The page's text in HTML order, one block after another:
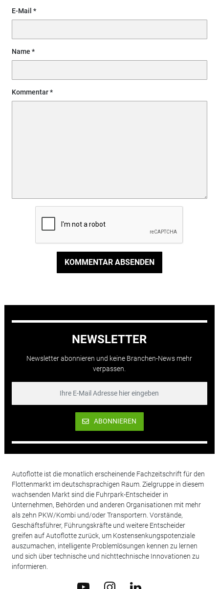
E-Mail
Name
Kommentar
KOMMENTAR ABSENDEN
NEWSLETTER
Newsletter abonnieren und keine Branchen-News mehr
verpassen.
ABONNIEREN
Autoflotte ist die monatlich erscheinende Fachzeitschrift für den
Flottenmarkt im deutschsprachigen Raum. Zielgruppe in diesem
wachsenden Markt sind die Fuhrpark-Entscheider in
Unternehmen, Behörden und anderen Organisationen mit mehr
als zehn PKW/Kombi und/oder Transportern. Vorstände,
Geschäftsführer, Führungskräfte und weitere Entscheider
greifen auf Autoflotte zurück, um Kostensenkungspotenziale
auszumachen, intelligente Problemlösungen kennen zu lernen
und sich über technische und nichttechnische Innovationen zu
informieren.